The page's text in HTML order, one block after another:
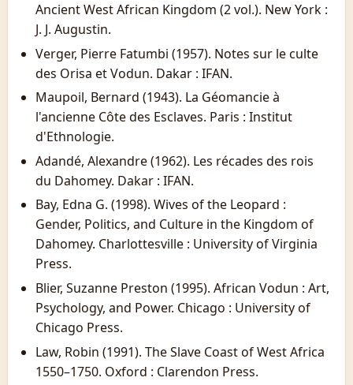
Ancient West African Kingdom (2 vol.). New York :
J. J. Augustin.
Verger, Pierre Fatumbi (1957). Notes sur le culte
des Orisa et Vodun. Dakar : IFAN.
Maupoil, Bernard (1943). La Géomancie à
l'ancienne Côte des Esclaves. Paris : Institut
d'Ethnologie.
Adandé, Alexandre (1962). Les récades des rois
du Dahomey. Dakar : IFAN.
Bay, Edna G. (1998). Wives of the Leopard :
Gender, Politics, and Culture in the Kingdom of
Dahomey. Charlottesville : University of Virginia
Press.
Blier, Suzanne Preston (1995). African Vodun : Art,
Psychology, and Power. Chicago : University of
Chicago Press.
Law, Robin (1991). The Slave Coast of West Africa
1550–1750. Oxford : Clarendon Press.